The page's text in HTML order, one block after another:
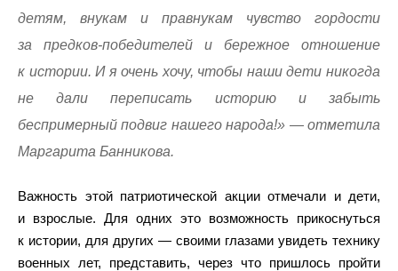
детям, внукам и правнукам чувство гордости
за предков-победителей и бережное отношение
к истории. И я очень хочу, чтобы наши дети никогда
не дали переписать историю и забыть
беспримерный подвиг нашего народа!» — отметила
Маргарита Банникова.
Важность этой патриотической акции отмечали и дети,
и взрослые. Для одних это возможность прикоснуться
к истории, для других — своими глазами увидеть технику
военных лет, представить, через что пришлось пройти